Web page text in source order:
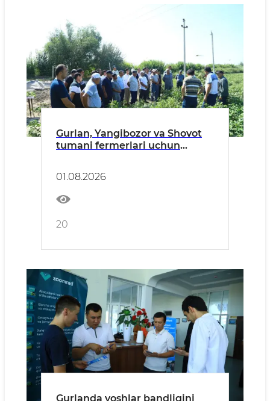
Gurlan, Yangibozor va Shovot
tumani fermerlari uchun
01.08.2026
20
Gurlanda yoshlar bandligini